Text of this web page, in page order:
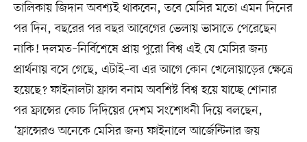
তালিকায় জিদান অবশ্যই থাকবেন, তবে মেসির মতো এমন দিনের
পর দিন, বছরের পর বছর আবেগের ভেলায় ভাসাতে পেরেছেন
নাকি! দলমত–নির্বিশেষে প্রায় পুরো বিশ্ব এই যে মেসির জন্য
প্রার্থনায় বসে গেছে, এটাই–বা এর আগে কোন খেলোয়াড়ের ক্ষেত্রে
হয়েছে? ফাইনালটা ফ্রান্স বনাম অবশিষ্ট বিশ্ব হয়ে যাচ্ছে শোনার
পর ফ্রান্সের কোচ দিদিয়ের দেশম সংশোধনী দিয়ে বলছেন,
‘ফ্রান্সেরও অনেকে মেসির জন্য ফাইনালে আর্জেন্টিনার জয়